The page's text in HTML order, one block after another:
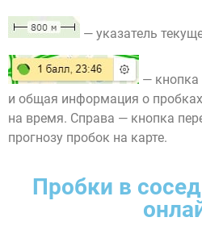
— указатель
—
и общая информация о
на время. Справа — кнопка
прогнозу пробок на карте.
Пробки в